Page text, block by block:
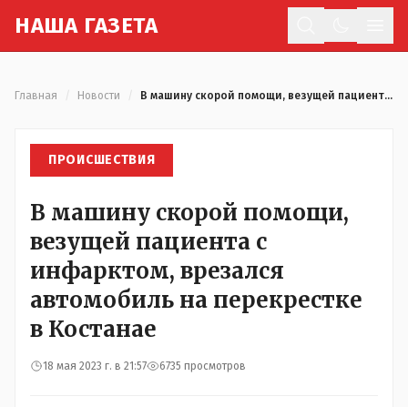
НАША ГАЗЕТА
Главная Новости В машину скорой помощи, везущей пациента с инфарктом, врезался автомобиль на перекрестке в Костанае
ПРОИСШЕСТВИЯ
В машину скорой помощи,
везущей пациента с
инфарктом, врезался
автомобиль на перекрестке
в Костанае
18 мая 2023 г. в 21:57 6735 просмотров